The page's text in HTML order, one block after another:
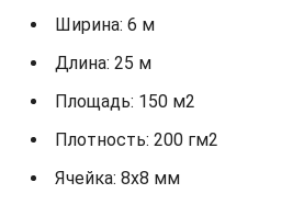
Ширина: 6 м
Длина: 25 м
Площадь: 150 м2
Плотность: 200 гм2
Ячейка: 8х8 мм